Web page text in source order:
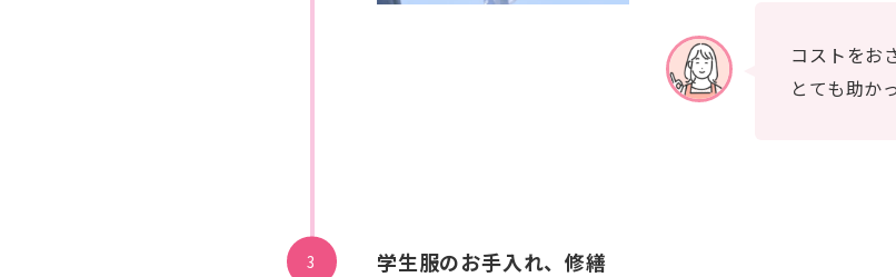
コストをお
とても助か
学生服のお手入れ、修繕